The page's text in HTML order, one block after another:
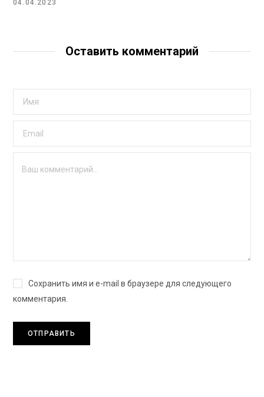
04.04.2023
Оставить комментарий
Сохранить имя и e-mail в браузере для следующего
комментария.